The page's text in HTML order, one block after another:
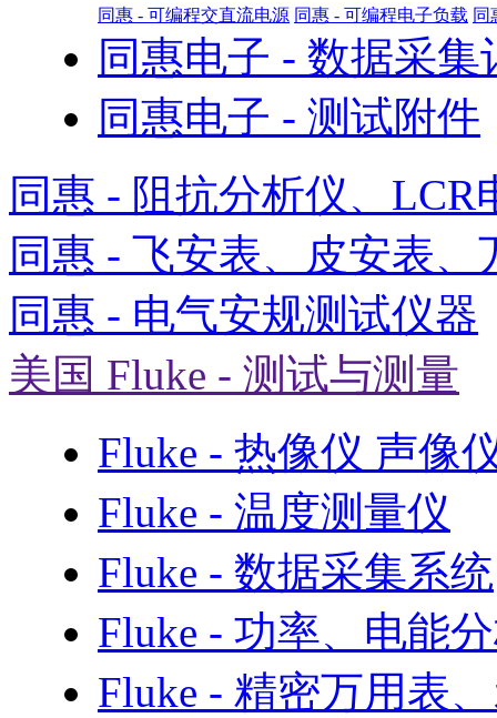
同惠 - 可编程交直流电源 同惠 - 可编程电子负载 同
同惠电子 - 数据采集
同惠电子 - 测试附件
同惠 - 阻抗分析仪、LCR
同惠 - 飞安表、皮安表、
同惠 - 电气安规测试仪器
美国 Fluke - 测试与测量
Fluke - 热像仪 声像
Fluke - 温度测量仪
Fluke - 数据采集系统
Fluke - 功率、电能
Fluke - 精密万用表